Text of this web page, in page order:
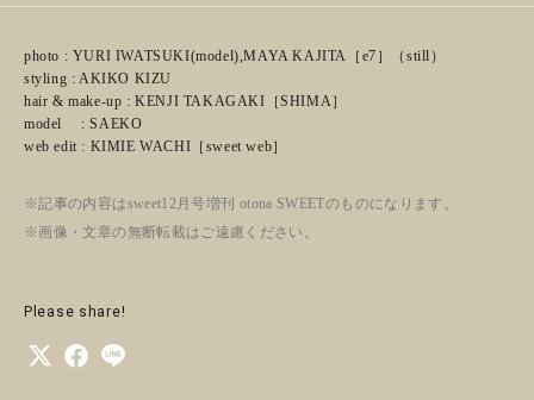
photo : YURI IWATSUKI(model),MAYA KAJITA［e7］（still）
styling : AKIKO KIZU
hair & make-up : KENJI TAKAGAKI［SHIMA］
model : SAEKO
web edit : KIMIE WACHI［sweet web］
※記事の内容はsweet12月号増刊 otona SWEETのものになります。
※画像・文章の無断転載はご遠慮ください。
Please share!